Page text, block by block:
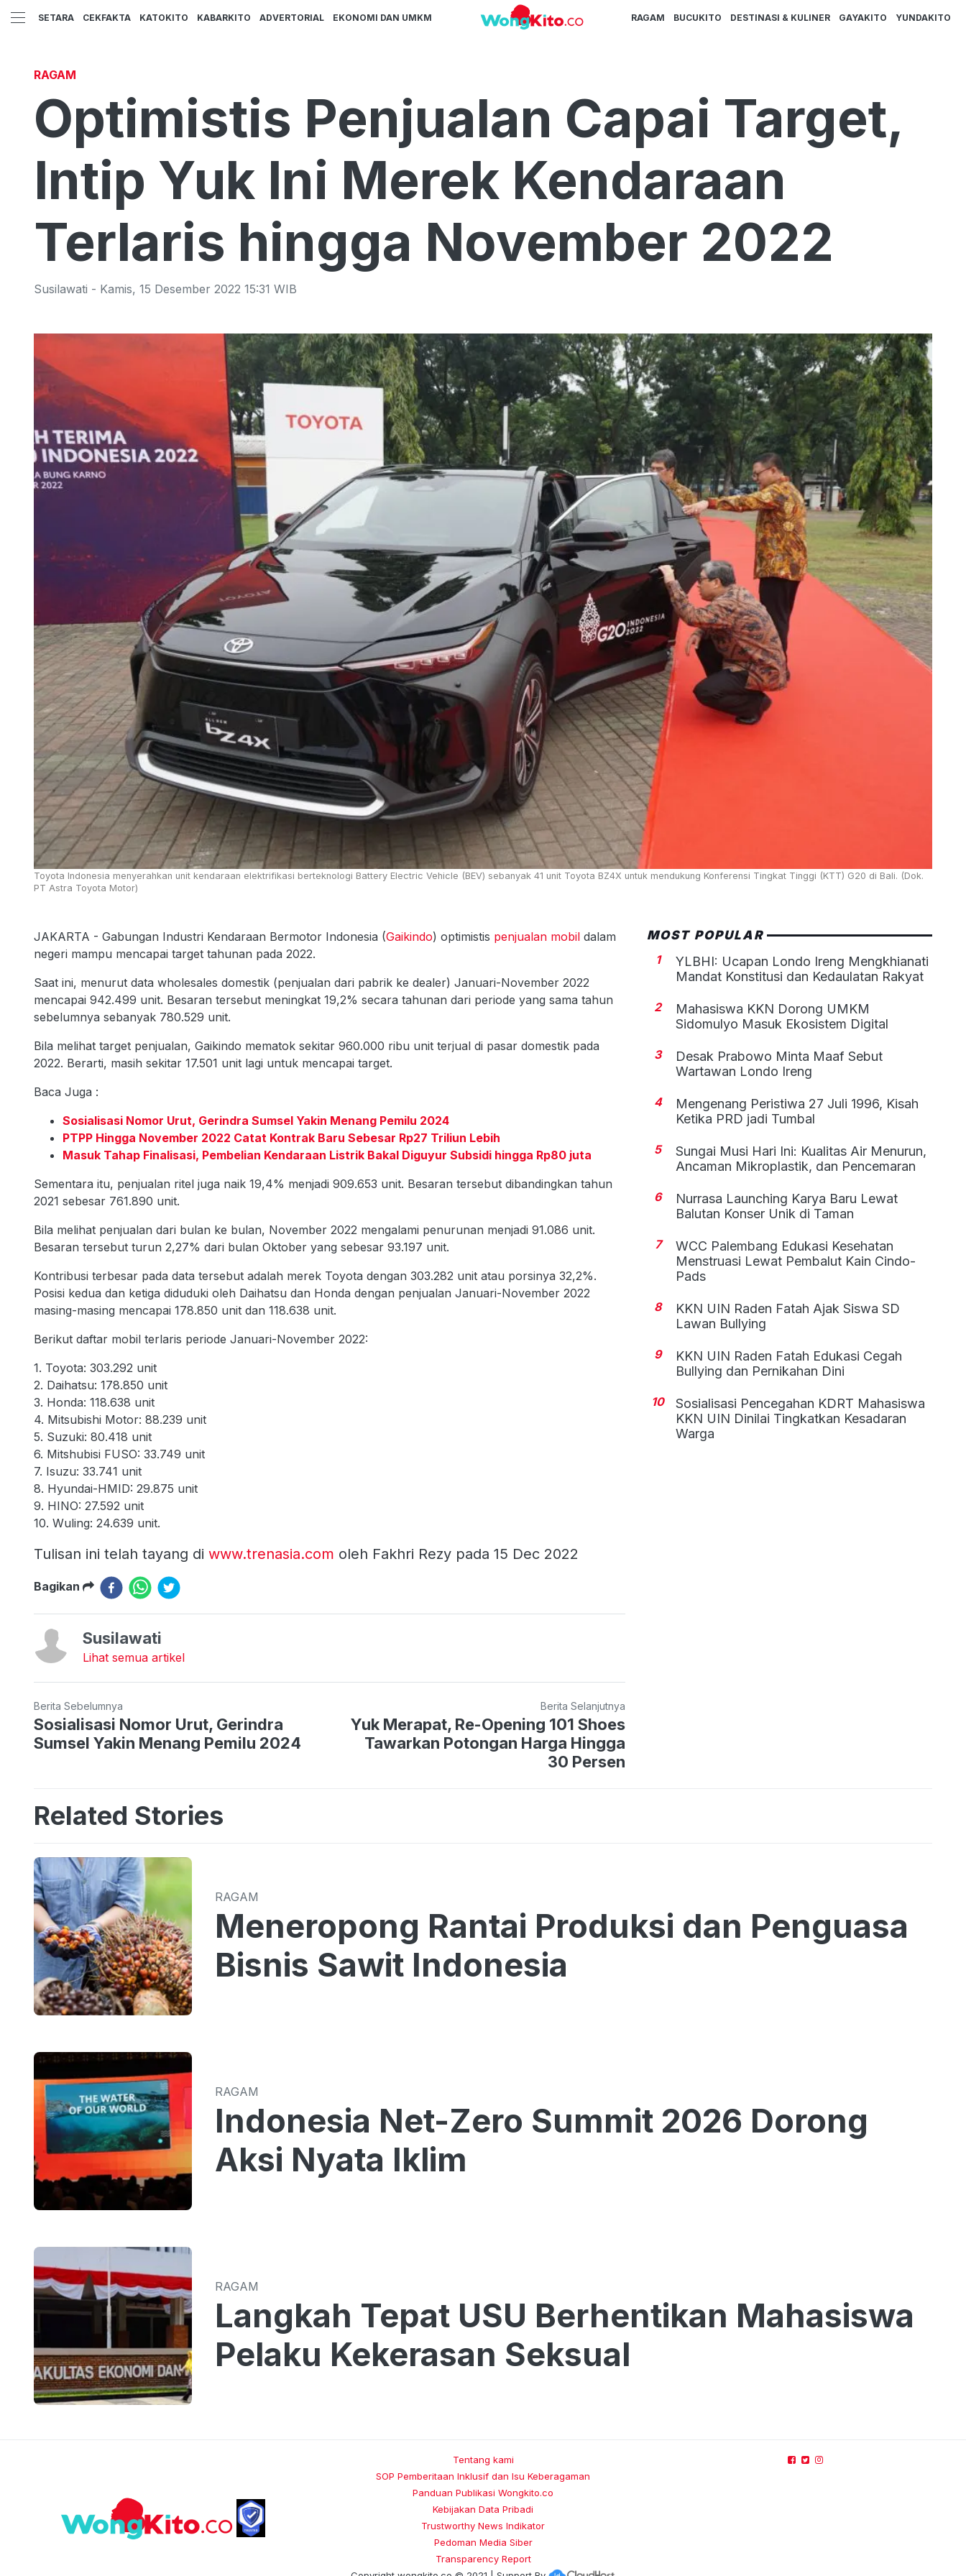
SETARA CEKFAKTA KATOKITO KABARKITO ADVERTORIAL EKONOMI DAN UMKM RAGAM BUCUKITO DESTINASI & KULINER GAYAKITO YUNDAKITO
RAGAM
Optimistis Penjualan Capai Target,
Intip Yuk Ini Merek Kendaraan
Terlaris hingga November 2022
Susilawati - Kamis, 15 Desember 2022 15:31 WIB
Toyota Indonesia menyerahkan unit kendaraan elektrifikasi berteknologi Battery Electric Vehicle (BEV) sebanyak 41 unit Toyota BZ4X untuk mendukung Konferensi Tingkat Tinggi (KTT) G20 di Bali. (Dok.
PT Astra Toyota Motor)
JAKARTA - Gabungan Industri Kendaraan Bermotor Indonesia (Gaikindo) optimistis penjualan mobil dalam
negeri mampu mencapai target tahunan pada 2022.
Saat ini, menurut data wholesales domestik (penjualan dari pabrik ke dealer) Januari-November 2022
mencapai 942.499 unit. Besaran tersebut meningkat 19,2% secara tahunan dari periode yang sama tahun
sebelumnya sebanyak 780.529 unit.
Bila melihat target penjualan, Gaikindo mematok sekitar 960.000 ribu unit terjual di pasar domestik pada
2022. Berarti, masih sekitar 17.501 unit lagi untuk mencapai target.
Baca Juga :
Sosialisasi Nomor Urut, Gerindra Sumsel Yakin Menang Pemilu 2024
PTPP Hingga November 2022 Catat Kontrak Baru Sebesar Rp27 Triliun Lebih
Masuk Tahap Finalisasi, Pembelian Kendaraan Listrik Bakal Diguyur Subsidi hingga Rp80 juta
Sementara itu, penjualan ritel juga naik 19,4% menjadi 909.653 unit. Besaran tersebut dibandingkan tahun
2021 sebesar 761.890 unit.
Bila melihat penjualan dari bulan ke bulan, November 2022 mengalami penurunan menjadi 91.086 unit.
Besaran tersebut turun 2,27% dari bulan Oktober yang sebesar 93.197 unit.
Kontribusi terbesar pada data tersebut adalah merek Toyota dengan 303.282 unit atau porsinya 32,2%.
Posisi kedua dan ketiga diduduki oleh Daihatsu dan Honda dengan penjualan Januari-November 2022
masing-masing mencapai 178.850 unit dan 118.638 unit.
Berikut daftar mobil terlaris periode Januari-November 2022:
1. Toyota: 303.292 unit
2. Daihatsu: 178.850 unit
3. Honda: 118.638 unit
4. Mitsubishi Motor: 88.239 unit
5. Suzuki: 80.418 unit
6. Mitshubisi FUSO: 33.749 unit
7. Isuzu: 33.741 unit
8. Hyundai-HMID: 29.875 unit
9. HINO: 27.592 unit
10. Wuling: 24.639 unit.
Tulisan ini telah tayang di www.trenasia.com oleh Fakhri Rezy pada 15 Dec 2022
Bagikan
Susilawati
Lihat semua artikel
Berita Sebelumnya
Sosialisasi Nomor Urut, Gerindra
Sumsel Yakin Menang Pemilu 2024
Berita Selanjutnya
Yuk Merapat, Re-Opening 101 Shoes
Tawarkan Potongan Harga Hingga
30 Persen
MOST POPULAR
1
YLBHI: Ucapan Londo Ireng Mengkhianati
Mandat Konstitusi dan Kedaulatan Rakyat
2
Mahasiswa KKN Dorong UMKM
Sidomulyo Masuk Ekosistem Digital
3
Desak Prabowo Minta Maaf Sebut
Wartawan Londo Ireng
4
Mengenang Peristiwa 27 Juli 1996, Kisah
Ketika PRD jadi Tumbal
5
Sungai Musi Hari Ini: Kualitas Air Menurun,
Ancaman Mikroplastik, dan Pencemaran
6
Nurrasa Launching Karya Baru Lewat
Balutan Konser Unik di Taman
7
WCC Palembang Edukasi Kesehatan
Menstruasi Lewat Pembalut Kain Cindo-
Pads
8
KKN UIN Raden Fatah Ajak Siswa SD
Lawan Bullying
9
KKN UIN Raden Fatah Edukasi Cegah
Bullying dan Pernikahan Dini
10
Sosialisasi Pencegahan KDRT Mahasiswa
KKN UIN Dinilai Tingkatkan Kesadaran
Warga
Related Stories
RAGAM
Meneropong Rantai Produksi dan Penguasa
Bisnis Sawit Indonesia
RAGAM
Indonesia Net-Zero Summit 2026 Dorong
Aksi Nyata Iklim
RAGAM
Langkah Tepat USU Berhentikan Mahasiswa
Pelaku Kekerasan Seksual
Tentang kami
SOP Pemberitaan Inklusif dan Isu Keberagaman
Panduan Publikasi Wongkito.co
Kebijakan Data Pribadi
Trustworthy News Indikator
Pedoman Media Siber
Transparency Report